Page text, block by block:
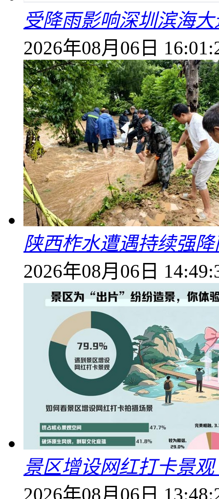
受降雨影响深圳滨海
2026年08月06日
陕西柞水遭遇持续强
2026年08月06日
景区增设网红打卡景
2026年08月06日